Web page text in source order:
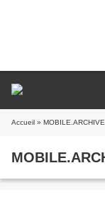
Accueil »